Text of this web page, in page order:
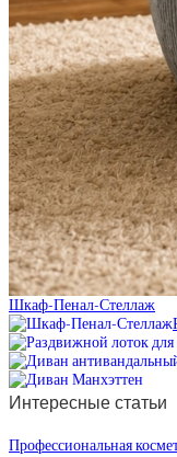
Шкаф-Пенал-Стеллаж
Интересные статьи
Профессиональная